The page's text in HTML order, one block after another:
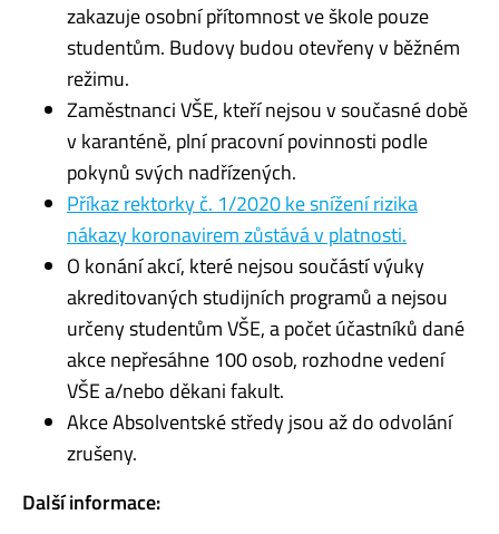
zakazuje osobní přítomnost ve škole pouze
studentům. Budovy budou otevřeny v běžném
režimu.
Zaměstnanci VŠE, kteří nejsou v současné době
v karanténě, plní pracovní povinnosti podle
pokynů svých nadřízených.
Příkaz rektorky č. 1/2020 ke snížení rizika
nákazy koronavirem zůstává v platnosti.
O konání akcí, které nejsou součástí výuky
akreditovaných studijních programů a nejsou
určeny studentům VŠE, a počet účastníků dané
akce nepřesáhne 100 osob, rozhodne vedení
VŠE a/nebo děkani fakult.
Akce Absolventské středy jsou až do odvolání
zrušeny.
Další informace: